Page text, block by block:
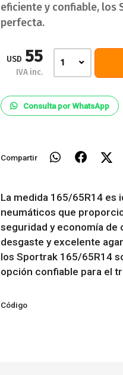
eficiente y confiable, los
perfecta.
USD 55
IVA inc.
1
Consulta por WhatsApp
Compartir
La medida 165/65R14 es
neumáticos que
seguridad y economía de
desgaste y excelente
los Sportrak 165/65R14
opción confiable para el
Código